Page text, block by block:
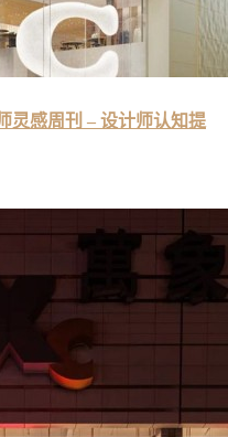
灵感周刊 – 设计师认知提